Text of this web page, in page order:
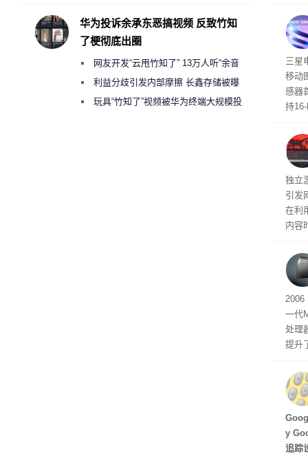
入
传
三星
移动
感器
持
文
独立
引发
在利
内容
有
2006
一代
处理
提升
型
ss
y
追踪
华为投诉余承东恶搞视频 反致竹知
了梗彻底出圈
网友开发“云甩竹知了” 13万人听“余音
绕梁”利益分歧引发内部摩擦 长鑫存储被曝
曾将华为驻场工程师驱逐出研发基地
玩具“竹知了”视频被华为终端大规模投